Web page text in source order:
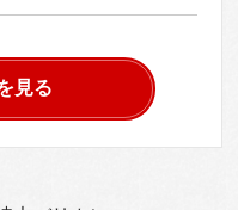
見る